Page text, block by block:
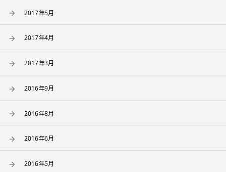
2017年5月
2017年4月
2017年3月
2016年9月
2016年8月
2016年6月
2016年5月